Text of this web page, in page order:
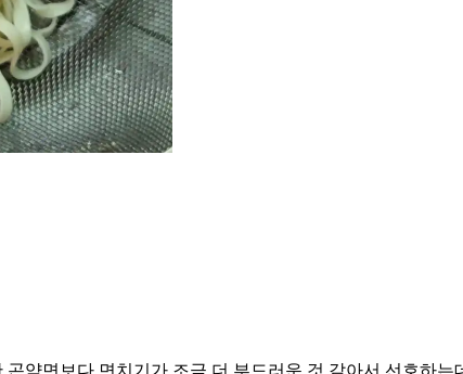
약면보다 면치기가 조금 더 부드러운 것 같아서 선호하